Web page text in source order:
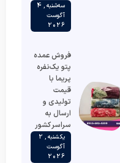
سه‌شنبه , 4
آگوست
2026
فروش عمده
پتو یک‌نفره
پریما با
قیمت
تولیدی و
ارسال به
سراسر کشور
یکشنبه , 2
آگوست
2026